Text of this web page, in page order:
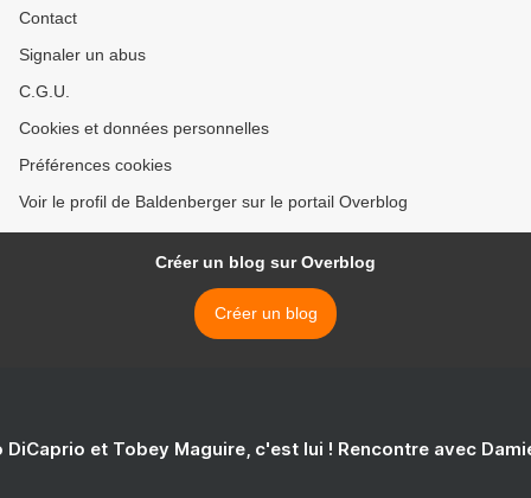
Contact
Signaler un abus
C.G.U.
Cookies et données personnelles
Préférences cookies
Voir le profil de Baldenberger sur le portail Overblog
Créer un blog sur Overblog
Créer un blog
DiCaprio et Tobey Maguire, c'est lui ! Rencontre avec